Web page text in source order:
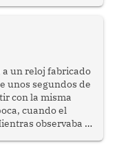
del
las políticas
en pobreza.
a un reloj fabricado
unos segundos de
con la misma
cuando el
observaba el